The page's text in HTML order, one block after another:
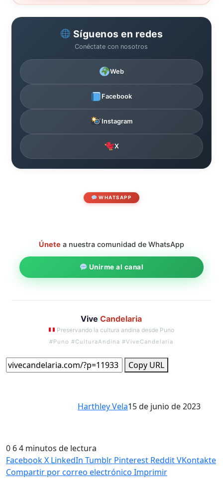
Síguenos en redes
Conéctate con nosotros
Web
Facebook
Instagram
X
WHATSAPP
Únete a nuestra comunidad de WhatsApp
Unirme al canal
ViveCandelaria
Preservando la cultura andina desde Puno
#Puno #CulturaAndina #ViveCandelaria
Copy URL
Harthley Vela15 de junio de 2023
0 64 minutos de lectura
FacebookX LinkedIn Tumblr Pinterest RedditVKontakte
Compartir por correo electrónico Imprimir